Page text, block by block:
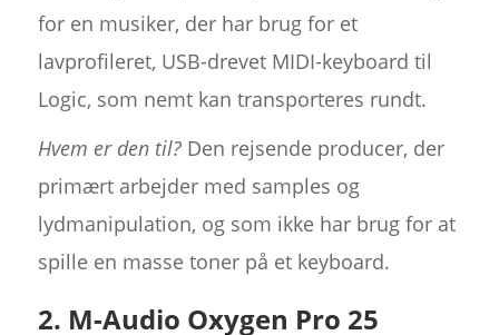
for en musiker, der har brug for et
lavprofileret, USB-drevet MIDI-keyboard til
Logic, som nemt kan transporteres rundt.
Hvem er den til?Den rejsende producer, der
primært arbejder med samples og
lydmanipulation, og som ikke har brug for at
spille en masse toner på et keyboard.
2. M-Audio Oxygen Pro 25